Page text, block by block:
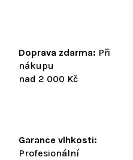
Doprava zdarma: Při
nákupu
nad 2 000 Kč
Garance vlhkosti:
Profesionální